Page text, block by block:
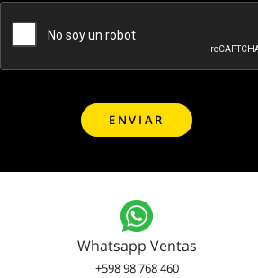
Whatsapp Ventas
+598 98 768 460